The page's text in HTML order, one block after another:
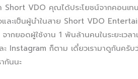
VDO คุณได้ประโยชน์จากคอนเท
ละเป็นผู้นำในสาย Short VDO
ากยอดผู้ใช้งาน 1 พันล้านคนในระยะเ
ะ Instagram ก็ตาม เดี๋ยวเรามาดูกันครั
กันนะ